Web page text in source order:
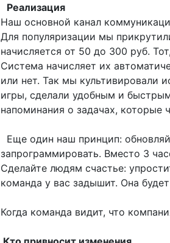
Реализация
Наш основной канал
Для популяризации мы
начисляется от 50 до 300 руб.
Система начисляет их
или нет. Так мы культивировали
игры, сделали удобным и
напоминания о задачах, которые
Еще один наш принцип:
запрограммировать. Вместо 3
Сделайте людям счастье:
команда у вас задышит. Она
Когда команда видит, что